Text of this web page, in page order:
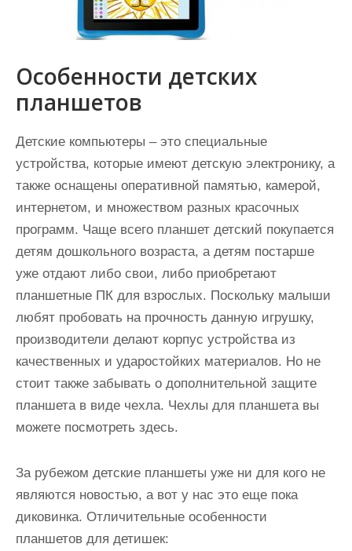
Особенности детских
планшетов
Детские компьютеры – это специальные
устройства, которые имеют детскую электронику, а
также оснащены оперативной памятью, камерой,
интернетом, и множеством разных красочных
программ. Чаще всего планшет детский покупается
детям дошкольного возраста, а детям постарше
уже отдают либо свои, либо приобретают
планшетные ПК для взрослых. Поскольку малыши
любят пробовать на прочность данную игрушку,
производители делают корпус устройства из
качественных и ударостойких материалов. Но не
стоит также забывать о дополнительной защите
планшета в виде чехла. Чехлы для планшета вы
можете посмотреть здесь.
За рубежом детские планшеты уже ни для кого не
являются новостью, а вот у нас это еще пока
диковинка. Отличительные особенности
планшетов для детишек: